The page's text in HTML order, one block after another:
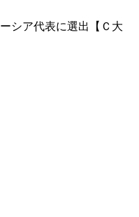
シア代表に選出【Ｃ大